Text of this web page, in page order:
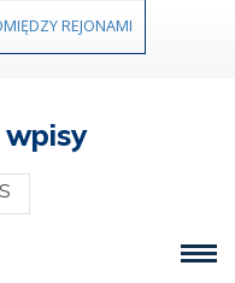
REJONAMI
wpisy